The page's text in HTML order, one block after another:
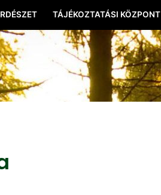
TÁJÉKOZTATÁSI KÖZPONT